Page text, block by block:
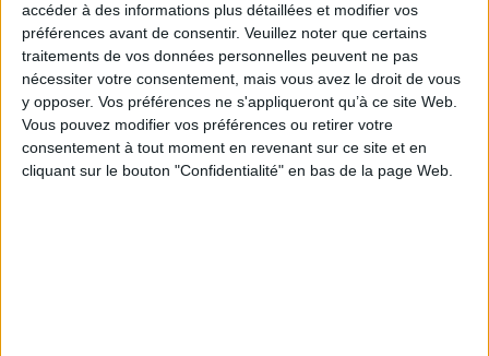
accéder à des informations plus détaillées et modifier vos
préférences avant de consentir. Veuillez noter que certains
traitements de vos données personnelles peuvent ne pas
nécessiter votre consentement, mais vous avez le droit de vous
y opposer. Vos préférences ne s'appliqueront qu’à ce site Web.
Vous pouvez modifier vos préférences ou retirer votre
consentement à tout moment en revenant sur ce site et en
cliquant sur le bouton "Confidentialité" en bas de la page Web.
Découvrez nos Newsletters Mollat !
JE M'INSCRIS